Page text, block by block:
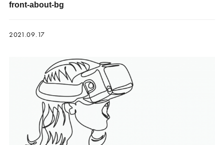
front-about-bg
2021.09.17